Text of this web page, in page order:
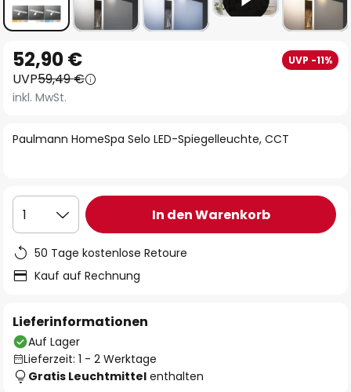
Anfang
der
Bildgalerie
Paulmann HomeSpa Selo LED-Spiegelleuchte, CCT
52,90 € UVP -11%
UVP59,49 €
inkl. MwSt.
1 In den Warenkorb
50 Tage kostenlose Retoure
Kauf auf Rechnung
Lieferinformationen
Auf Lager
Lieferzeit: 1 - 2 Werktage
Gratis Leuchtmittel enthalten